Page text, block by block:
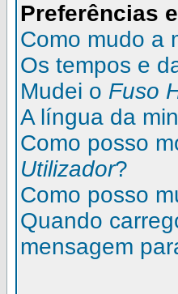
Preferências
Como mudo a
Os tempos e
Mudei o Fuso
A língua da
Como posso
Utilizador?
Como posso
Quando
mensagem